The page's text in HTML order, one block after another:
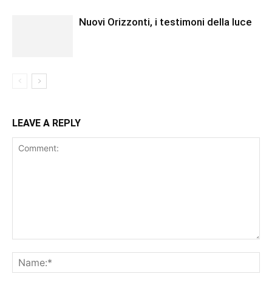
Nuovi Orizzonti, i testimoni della luce
LEAVE A REPLY